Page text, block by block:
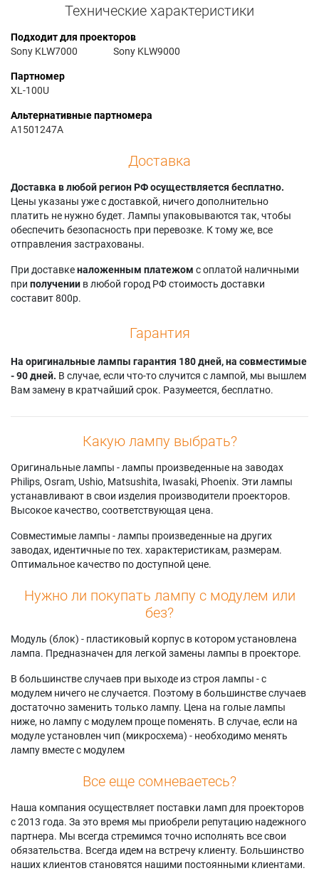
Технические характеристики
Подходит для проекторов
Sony KLW7000
Sony KLW9000
Партномер
XL-100U
Альтернативные партномера
A1501247A
Доставка
Доставка в любой регион РФ осуществляется бесплатно.
Цены указаны уже с доставкой, ничего дополнительно
платить не нужно будет. Лампы упаковываются так, чтобы
обеспечить безопасность при перевозке. К тому же, все
отправления застрахованы.
При доставкеналоженным платежом с оплатой наличными
при получении в любой город РФ стоимость доставки
составит 800р.
Гарантия
На оригинальные лампы гарантия 180 дней, на совместимые
- 90 дней. В случае, если что-то случится с лампой, мы вышлем
Вам замену в кратчайший срок. Разумеется, бесплатно.
Какую лампу выбрать?
Оригинальные лампы - лампы произведенные на заводах
Philips, Osram, Ushio, Matsushita, Iwasaki, Phoenix. Эти лампы
устанавливают в свои изделия производители проекторов.
Высокое качество, соответствующая цена.
Совместимые лампы - лампы произведенные на других
заводах, идентичные по тех. характеристикам, размерам.
Оптимальное качество по доступной цене.
Нужно ли покупать лампу с модулем или
без?
Модуль (блок) - пластиковый корпус в котором установлена
лампа. Предназначен для легкой замены лампы в проекторе.
В большинстве случаев при выходе из строя лампы - с
модулем ничего не случается. Поэтому в большинстве случаев
достаточно заменить только лампу. Цена на голые лампы
ниже, но лампу с модулем проще поменять. В случае, если на
модуле установлен чип (микросхема) - необходимо менять
лампу вместе с модулем
Все еще сомневаетесь?
Наша компания осуществляет поставки ламп для проекторов
с 2013 года. За это время мы приобрели репутацию надежного
партнера. Мы всегда стремимся точно исполнять все свои
обязательства. Всегда идем на встречу клиенту. Большинство
наших клиентов становятся нашими постоянными клиентами.